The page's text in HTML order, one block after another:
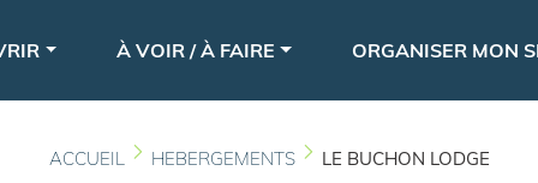
au
principal
À VOIR / À FAIRE ORGANISER MON
ACCUEIL HEBERGEMENTS LE BUCHON LODGE